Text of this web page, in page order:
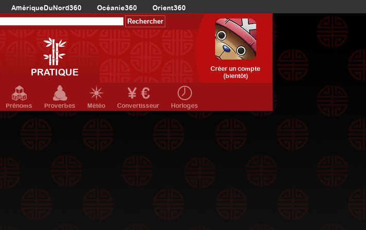
AmériqueDuNord360 Océanie360 Orient360
PRATIQUE
Créer un compte
(bientôt)
Prénoms Proverbes Météo Convertisseur Horloges